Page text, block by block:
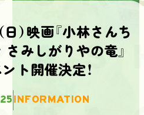
）映画『小林さんち
みしがりやの竜』
ト開催決定！
INFORMATION